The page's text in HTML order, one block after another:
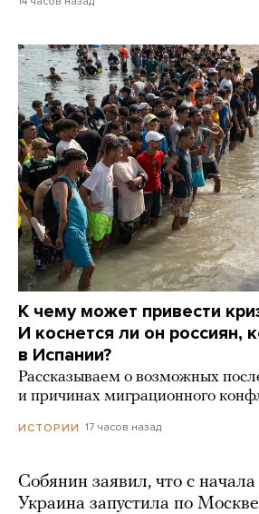
К чему может привести
И коснется ли он россиян,
в Испании?
Рассказываем о возможных
и причинах миграционного
ИСТОРИИ 17 часов назад
Собянин заявил, что с начала
Украина запустила по Москве